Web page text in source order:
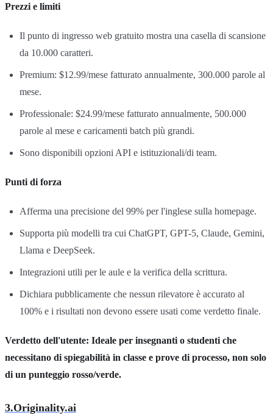
Prezzi e limiti
Il punto di ingresso web gratuito mostra una casella di scansione
da 10.000 caratteri.
Premium: $12.99/mese fatturato annualmente, 300.000 parole al
mese.
Professionale: $24.99/mese fatturato annualmente, 500.000
parole al mese e caricamenti batch più grandi.
Sono disponibili opzioni API e istituzionali/di team.
Punti di forza
Afferma una precisione del 99% per l'inglese sulla homepage.
Supporta più modelli tra cui ChatGPT, GPT-5, Claude, Gemini,
Llama e DeepSeek.
Integrazioni utili per le aule e la verifica della scrittura.
Dichiara pubblicamente che nessun rilevatore è accurato al
100% e i risultati non devono essere usati come verdetto finale.
Verdetto dell'utente: Ideale per insegnanti o studenti che
necessitano di spiegabilità in classe e prove di processo, non solo
di un punteggio rosso/verde.
3.Originality.ai